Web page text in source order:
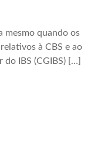
mesmo quando os
à CBS e ao
do IBS (CGIBS) […]